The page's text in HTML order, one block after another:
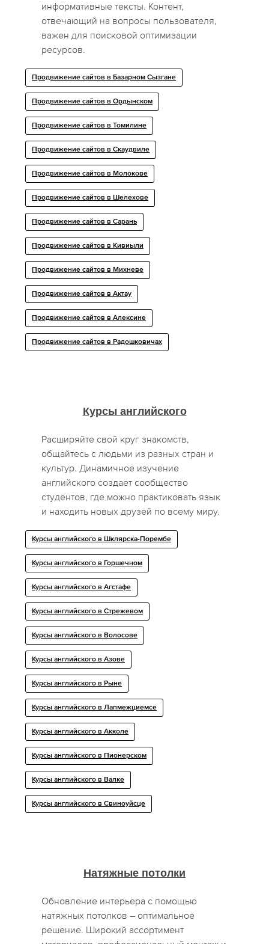
информативные тексты. Контент,
отвечающий на вопросы пользователя,
важен для поисковой оптимизации
ресурсов.
Продвижение сайтов в Базарном Сызгане
Продвижение сайтов в Ордынском
Продвижение сайтов в Томилине
Продвижение сайтов в Скаудвиле
Продвижение сайтов в Молокове
Продвижение сайтов в Шелехове
Продвижение сайтов в Сарань
Продвижение сайтов в Кивиыли
Продвижение сайтов в Михневе
Продвижение сайтов в Актау
Продвижение сайтов в Алексине
Продвижение сайтов в Радошковичах
Курсы английского
Расширяйте свой круг знакомств,
общайтесь с людьми из разных стран и
культур. Динамичное изучение
английского создает сообщество
студентов, где можно практиковать язык
и находить новых друзей по всему миру.
Курсы английского в Шклярска-Порембе
Курсы английского в Горшечном
Курсы английского в Агстафе
Курсы английского в Стрежевом
Курсы английского в Волосове
Курсы английского в Азове
Курсы английского в Рыне
Курсы английского в Лапмежциемсе
Курсы английского в Акколе
Курсы английского в Пионерском
Курсы английского в Валке
Курсы английского в Свиноуйсце
Натяжные потолки
Обновление интерьера с помощью
натяжных потолков – оптимальное
решение. Широкий ассортимент